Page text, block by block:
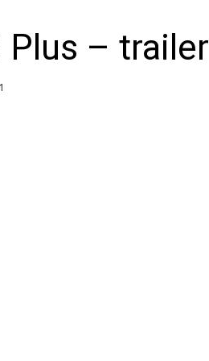
Plus – trailer